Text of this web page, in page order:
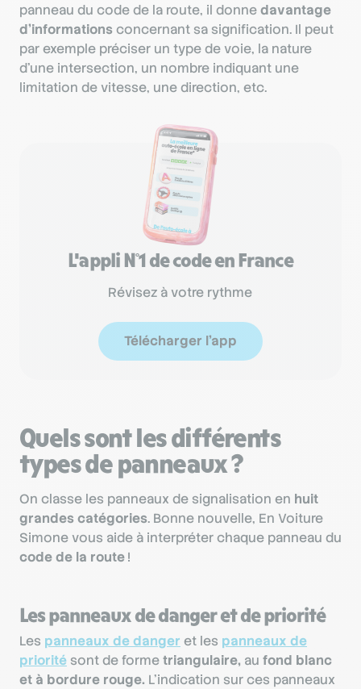
panneau du code de la route, il donnedavantage
d’informationsconcernant sa signification. Il peut
par exemple préciser un type de voie, la nature
d’une intersection, un nombre indiquant une
limitation de vitesse, une direction, etc.
L'appli N°1 de code en France
Révisez à votre rythme
Télécharger l'app
Quels sont les différents
types de panneaux ?
On classe les panneaux de signalisation en huit
grandes catégories. Bonne nouvelle, En Voiture
Simone vous aide à interpréter chaque panneau du
code de la route!
Les panneaux de danger et de priorité
Les panneaux de danger et les panneaux de
priorité sont de formetriangulaire, au fond blanc
et à bordure rouge. L’indication sur ces panneaux